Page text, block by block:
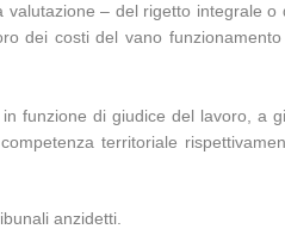
– del rigetto integrale
dei costi del vano
funzione di giudice del lavoro, a
territoriale
anzidetti.